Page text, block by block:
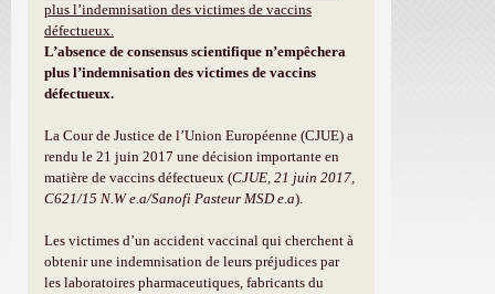
plus l’indemnisation des victimes de vaccins
défectueux.
L’absence de consensus scientifique n’empêchera
plus l’indemnisation des victimes de vaccins
défectueux.
La Cour de Justice de l’Union Européenne (CJUE) a
rendu le 21 juin 2017 une décision importante en
matière de vaccins défectueux (CJUE, 21 juin 2017,
C621/15 N.W e.a/Sanofi Pasteur MSD e.a).
Les victimes d’un accident vaccinal qui cherchent à
obtenir une indemnisation de leurs préjudices par
les laboratoires pharmaceutiques, fabricants du